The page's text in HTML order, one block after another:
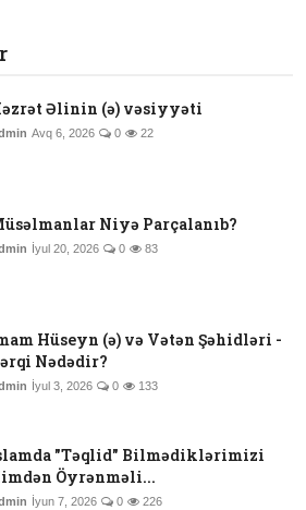
Əlinin (ə) vəsiyyəti
Avq 6, 2026 0 22
Niyə Parçalanıb?
İyul 20, 2026 0 83
Hüseyn (ə) və Vətən Şəhidləri -
Nədədir?
İyul 3, 2026 0 133
"Təqlid" Bilmədiklərimizi
Öyrənməli...
İyun 7, 2026 0 226